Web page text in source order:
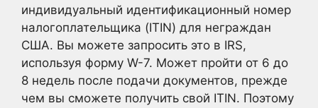
индивидуальный идентификационный номер
налогоплательщика (ITIN) для неграждан
США. Вы можете запросить это в IRS,
используя форму W-7. Может пройти от 6 до
8 недель после подачи документов, прежде
чем вы сможете получить свой ITIN. Поэтому